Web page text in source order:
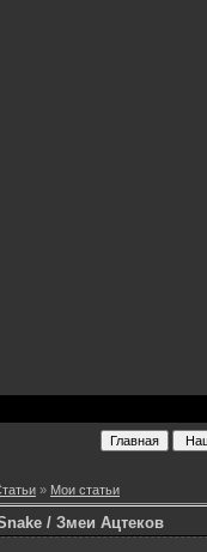
» Мои статьи
/ Змеи Ацтеков